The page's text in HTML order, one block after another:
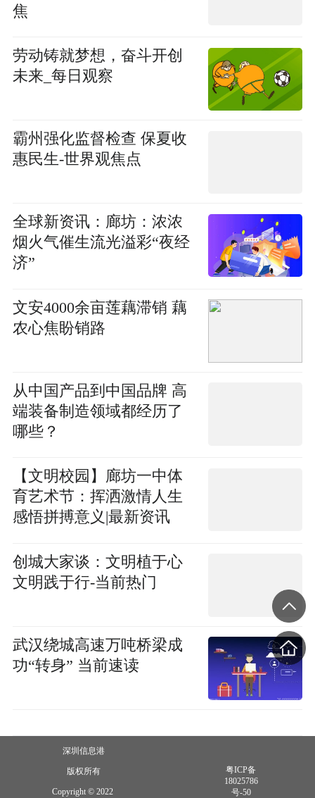
焦
劳动铸就梦想，奋斗开创
未来_每日观察
霸州强化监督检查 保夏收
惠民生-世界观焦点
全球新资讯：廊坊：浓浓
烟火气催生流光溢彩“夜经
济”
文安4000余亩莲藕滞销 藕
农心焦盼销路
从中国产品到中国品牌 高
端装备制造领域都经历了
哪些？
【文明校园】廊坊一中体
育艺术节：挥洒激情人生
感悟拼搏意义|最新资讯
创城大家谈：文明植于心
文明践于行-当前热门
武汉绕城高速万吨桥梁成
功“转身” 当前速读
深圳信息港
版权所有
Copyright © 2022
粤ICP备
18025786
号-50